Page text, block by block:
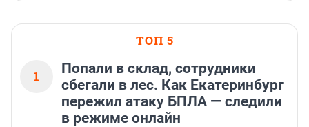
ТОП 5
1
Попали в склад, сотрудники
сбегали в лес. Как Екатеринбург
пережил атаку БПЛА — следили
в режиме онлайн